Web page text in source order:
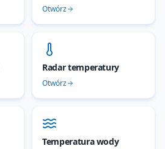
Otwórz
Radar temperatury
Otwórz
Temperatura wody